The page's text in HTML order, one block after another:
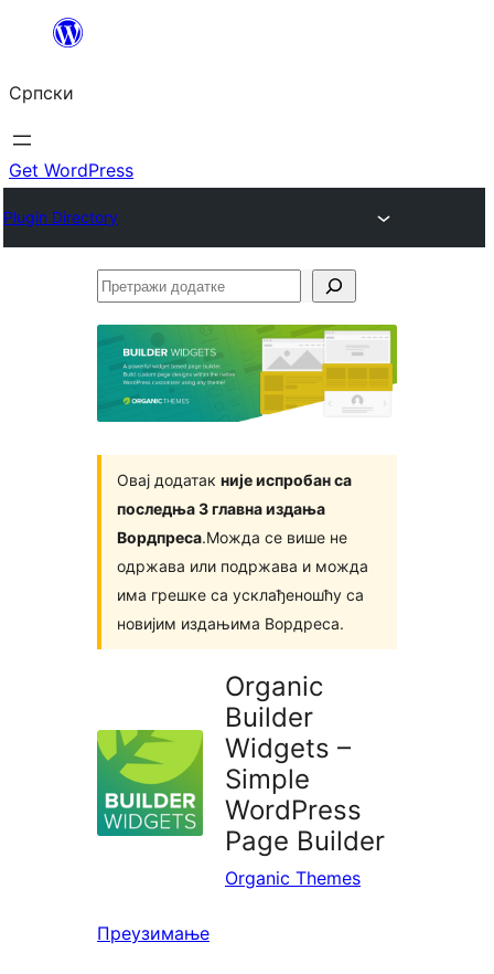
Скочи
садржај
Српски
Get WordPress
Plugin Directory
Претражи
Овај додатак није испробан са
последња 3 главна издања
Вордпреса.Можда се више не
одржава или подржава и можда
има грешке са усклађеношћу са
новијим издањима Вордреса.
Organic
Builder
Widgets –
Simple
WordPress
Page Builder
Organic Themes
Преузимање